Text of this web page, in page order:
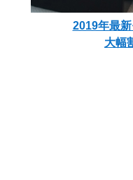
2019年最
大幅